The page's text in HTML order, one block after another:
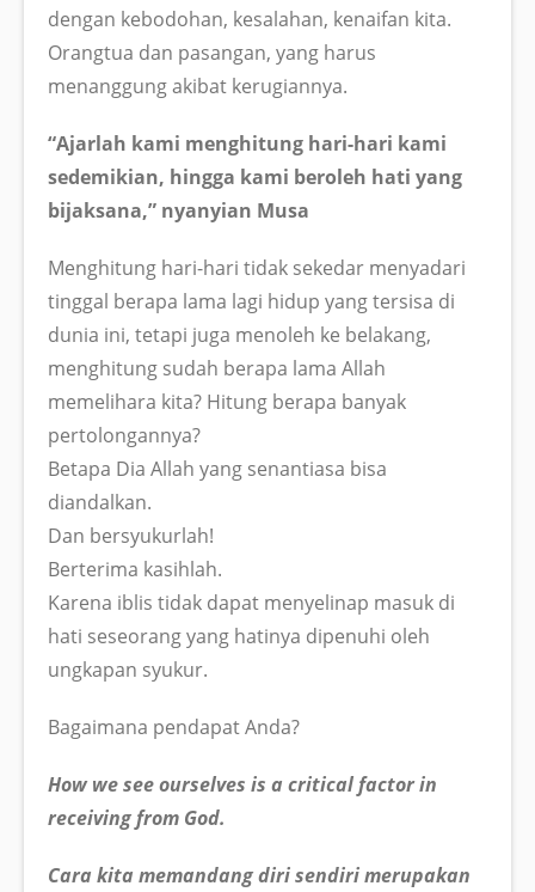
dengan kebodohan, kesalahan, kenaifan kita.
Orangtua dan pasangan, yang harus
menanggung akibat kerugiannya.
“Ajarlah kami menghitung hari-hari kami
sedemikian, hingga kami beroleh hati yang
bijaksana,” nyanyian Musa
Menghitung hari-hari tidak sekedar menyadari
tinggal berapa lama lagi hidup yang tersisa di
dunia ini, tetapi juga menoleh ke belakang,
menghitung sudah berapa lama Allah
memelihara kita? Hitung berapa banyak
pertolongannya?
Betapa Dia Allah yang senantiasa bisa
diandalkan.
Dan bersyukurlah!
Berterima kasihlah.
Karena iblis tidak dapat menyelinap masuk di
hati seseorang yang hatinya dipenuhi oleh
ungkapan syukur.
Bagaimana pendapat Anda?
How we see ourselves is a critical factor in
receiving from God.
Cara kita memandang diri sendiri merupakan